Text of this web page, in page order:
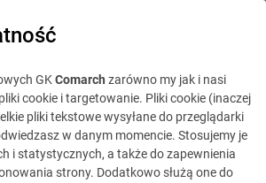
GKComarch zarówno my jak i nasi
cookie i targetowanie. Pliki cookie (inaczej
pliki tekstowe wysyłane do przeglądarki
w danym momencie. Stosujemy je
i statystycznych, a także do zapewnienia
strony. Dodatkowo służą one do